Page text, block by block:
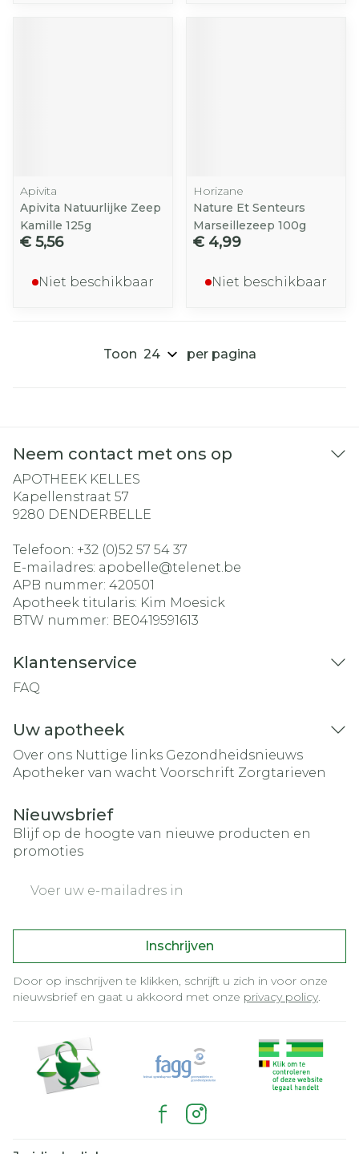
Apivita
Apivita Natuurlijke Zeep
Kamille 125g
€ 5,56
Niet beschikbaar
Horizane
Nature Et Senteurs
Marseillezeep 100g
€ 4,99
Niet beschikbaar
Toon per pagina
Neem contact met ons op
APOTHEEK KELLES
Kapellenstraat 57
9280 DENDERBELLE
Telefoon: +32 (0)52 57 54 37
E-mailadres: apobelle@telenet.be
APB nummer: 420501
Apotheek titularis: Kim Moesick
BTW nummer: BE0419591613
Klantenservice
FAQ
Uw apotheek
Over ons Nuttige links Gezondheidsnieuws
Apotheker van wacht Voorschrift Zorgtarieven
Nieuwsbrief
Blijf op de hoogte van nieuwe producten en
promoties
Inschrijven
Door op inschrijven te klikken, schrijft u zich in voor onze
nieuwsbrief en gaat u akkoord met onze privacy policy.